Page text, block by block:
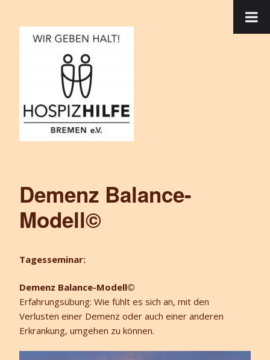
Demenz Balance-
Modell©
Tagesseminar:
Demenz Balance-Modell©
Erfahrungsübung: Wie fühlt es sich an, mit den
Verlusten einer Demenz oder auch einer anderen
Erkrankung, umgehen zu können.